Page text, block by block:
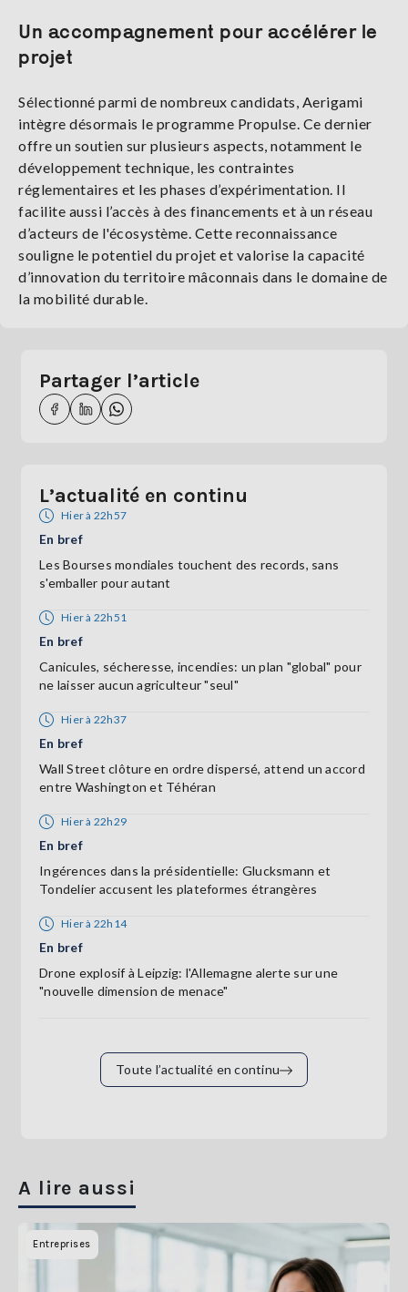
Un accompagnement pour accélérer le
projet
Sélectionné parmi de nombreux candidats, Aerigami
intègre désormais le programme Propulse. Ce dernier
offre un soutien sur plusieurs aspects, notamment le
développement technique, les contraintes
réglementaires et les phases d’expérimentation. Il
facilite aussi l’accès à des financements et à un réseau
d’acteurs de l'écosystème. Cette reconnaissance
souligne le potentiel du projet et valorise la capacité
d’innovation du territoire mâconnais dans le domaine de
la mobilité durable.
Partager l’article
L’actualité en continu
Hier à 22h57
En bref
Les Bourses mondiales touchent des records, sans
s'emballer pour autant
Hier à 22h51
En bref
Canicules, sécheresse, incendies: un plan "global" pour
ne laisser aucun agriculteur "seul"
Hier à 22h37
En bref
Wall Street clôture en ordre dispersé, attend un accord
entre Washington et Téhéran
Hier à 22h29
En bref
Ingérences dans la présidentielle: Glucksmann et
Tondelier accusent les plateformes étrangères
Hier à 22h14
En bref
Drone explosif à Leipzig: l'Allemagne alerte sur une
"nouvelle dimension de menace"
Toute l’actualité en continu
A lire aussi
Entreprises